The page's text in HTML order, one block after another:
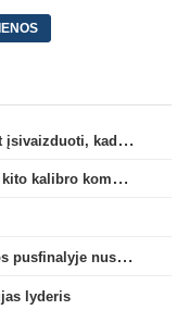
M. Capanas: „Prieš pusmetį negalėjau net įsivaizduoti, kad žaisime prieš „Hajduk“
A. Skerla prieš dvikovą su „Hajduk“: „Tai kito kalibro komanda“
Persvaros neišsaugojusi „Gintra“ atrankos pusfinalyje nusileido Škotijos čempionėms
lyderis